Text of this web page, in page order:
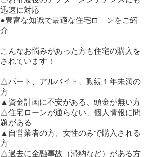
迅速に対応
●豊富な知識で最適な住宅ローンをご紹
介
こんなお悩みがあった方も住宅の購入を
されています！
△パート、アルバイト、勤続１年未満の
方
▲資金計画に不安がある、頭金が無い方
△住宅ローンが通らない、個人情報に問
題がある
▲自営業者の方、女性のみで購入される
方
△過去に金融事故（滞納など）がある方